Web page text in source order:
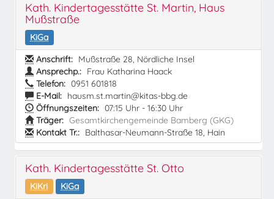
Kath. Kindertagesstätte St. Martin, Haus
Mußstraße
KiGa
Anschrift: Mußstraße 28, Nördliche Insel
Ansprechp.: Frau Katharina Haack
Telefon: 0951 601818
E-Mail: hausm.st.martin@kitas-bbg.de
Öffnungszeiten: 07:15 Uhr - 16:30 Uhr
Träger: Gesamtkirchengemeinde Bamberg (GKG)
Kontakt Tr.: Balthasar-Neumann-Straße 18, Hain
Kath. Kindertagesstätte St. Otto
KiKri
KiGa